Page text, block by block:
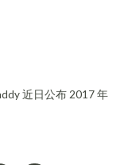
近日公布 2017 年